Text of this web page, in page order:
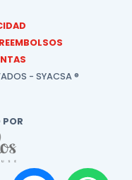
- SYACSA ®
POR